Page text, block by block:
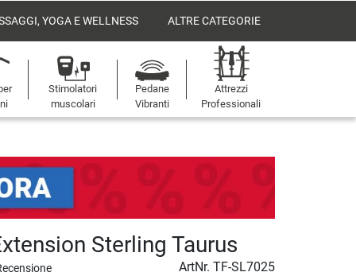
YOGA E WELLNESS ALTRE CATEGORIE
Stimolatori
muscolari
Pedane
Vibranti
Attrezzi
Professionali
Sterling Taurus
ArtNr. TF-SL7025